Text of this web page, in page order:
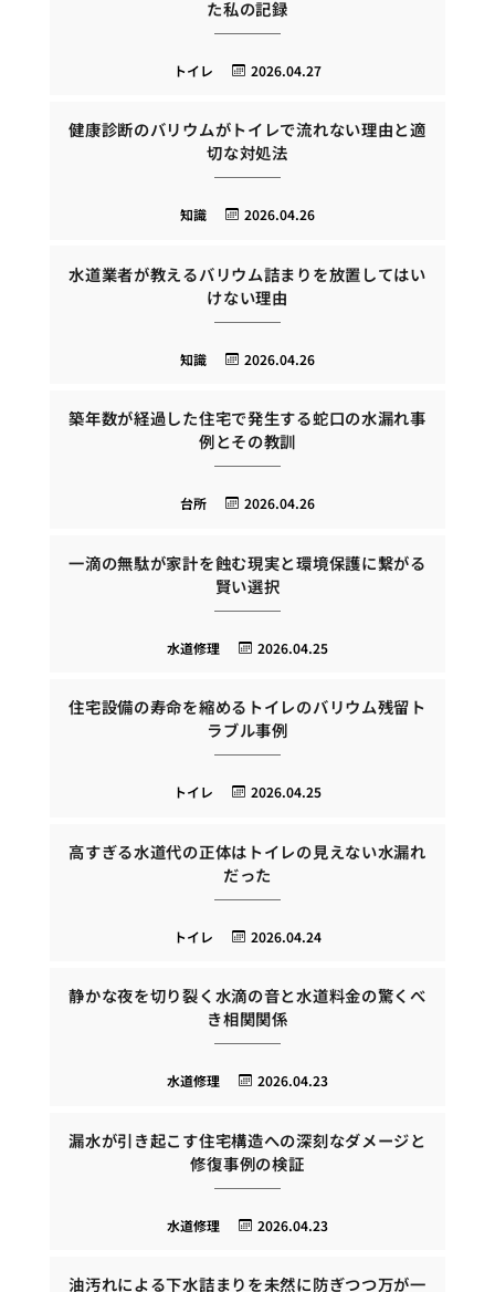
た私の記録
2026.04.27
トイレ
健康診断のバリウムがトイレで流れない理由と適
切な対処法
2026.04.26
知識
水道業者が教えるバリウム詰まりを放置してはい
けない理由
2026.04.26
知識
築年数が経過した住宅で発生する蛇口の水漏れ事
例とその教訓
2026.04.26
台所
一滴の無駄が家計を蝕む現実と環境保護に繋がる
賢い選択
2026.04.25
水道修理
住宅設備の寿命を縮めるトイレのバリウム残留ト
ラブル事例
2026.04.25
トイレ
高すぎる水道代の正体はトイレの見えない水漏れ
だった
2026.04.24
トイレ
静かな夜を切り裂く水滴の音と水道料金の驚くべ
き相関関係
2026.04.23
水道修理
漏水が引き起こす住宅構造への深刻なダメージと
修復事例の検証
2026.04.23
水道修理
油汚れによる下水詰まりを未然に防ぎつつ万が一